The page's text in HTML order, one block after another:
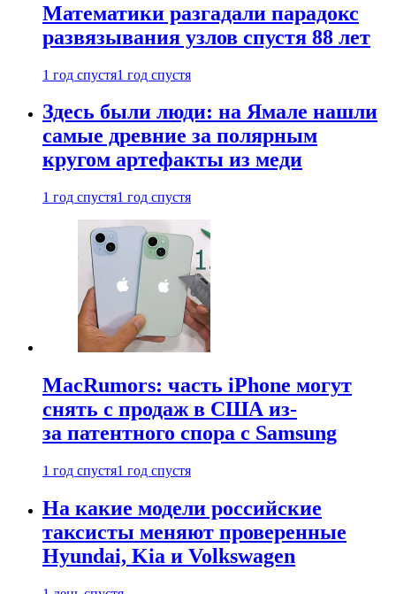
Математики разгадали парадокс
развязывания узлов спустя 88 лет
1 год спустя1 год спустя
Здесь были люди: на Ямале нашли
самые древние за полярным
кругом артефакты из меди
1 год спустя1 год спустя
MacRumors: часть iPhone могут
снять с продаж в США из-
за патентного спора с Samsung
1 год спустя1 год спустя
На какие модели российские
таксисты меняют проверенные
Hyundai, Kia и Volkswagen